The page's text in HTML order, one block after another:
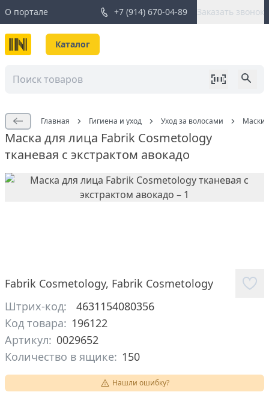
О портале +7 (914) 670-04-89 Заказать звонок
Каталог
Главная Гигиена и уход Уход за волосами Маски
Маска для лица Fabrik Cosmetology
тканевая с экстрактом авокадо
Fabrik Cosmetology, Fabrik Cosmetology
Штрих-код:
4631154080356
Код товара: 196122
Артикул: 0029652
Количество в ящике: 150
Нашли ошибку?